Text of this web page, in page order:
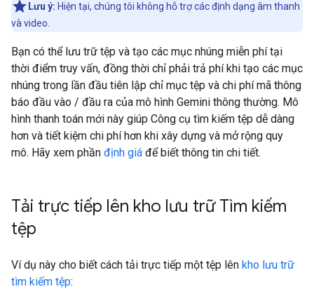
Lưu ý: Hiện tại, chúng tôi không hỗ trợ các định dạng âm thanh
và video.
Bạn có thể lưu trữ tệp và tạo các mục nhúng miễn phí tại
thời điểm truy vấn, đồng thời chỉ phải trả phí khi tạo các mục
nhúng trong lần đầu tiên lập chỉ mục tệp và chi phí mã thông
báo đầu vào / đầu ra của mô hình Gemini thông thường. Mô
hình thanh toán mới này giúp Công cụ tìm kiếm tệp dễ dàng
hơn và tiết kiệm chi phí hơn khi xây dựng và mở rộng quy
mô. Hãy xem phần định giá để biết thông tin chi tiết.
Tải trực tiếp lên kho lưu trữ Tìm kiếm
tệp
Ví dụ này cho biết cách tải trực tiếp một tệp lên kho lưu trữ
tìm kiếm tệp: